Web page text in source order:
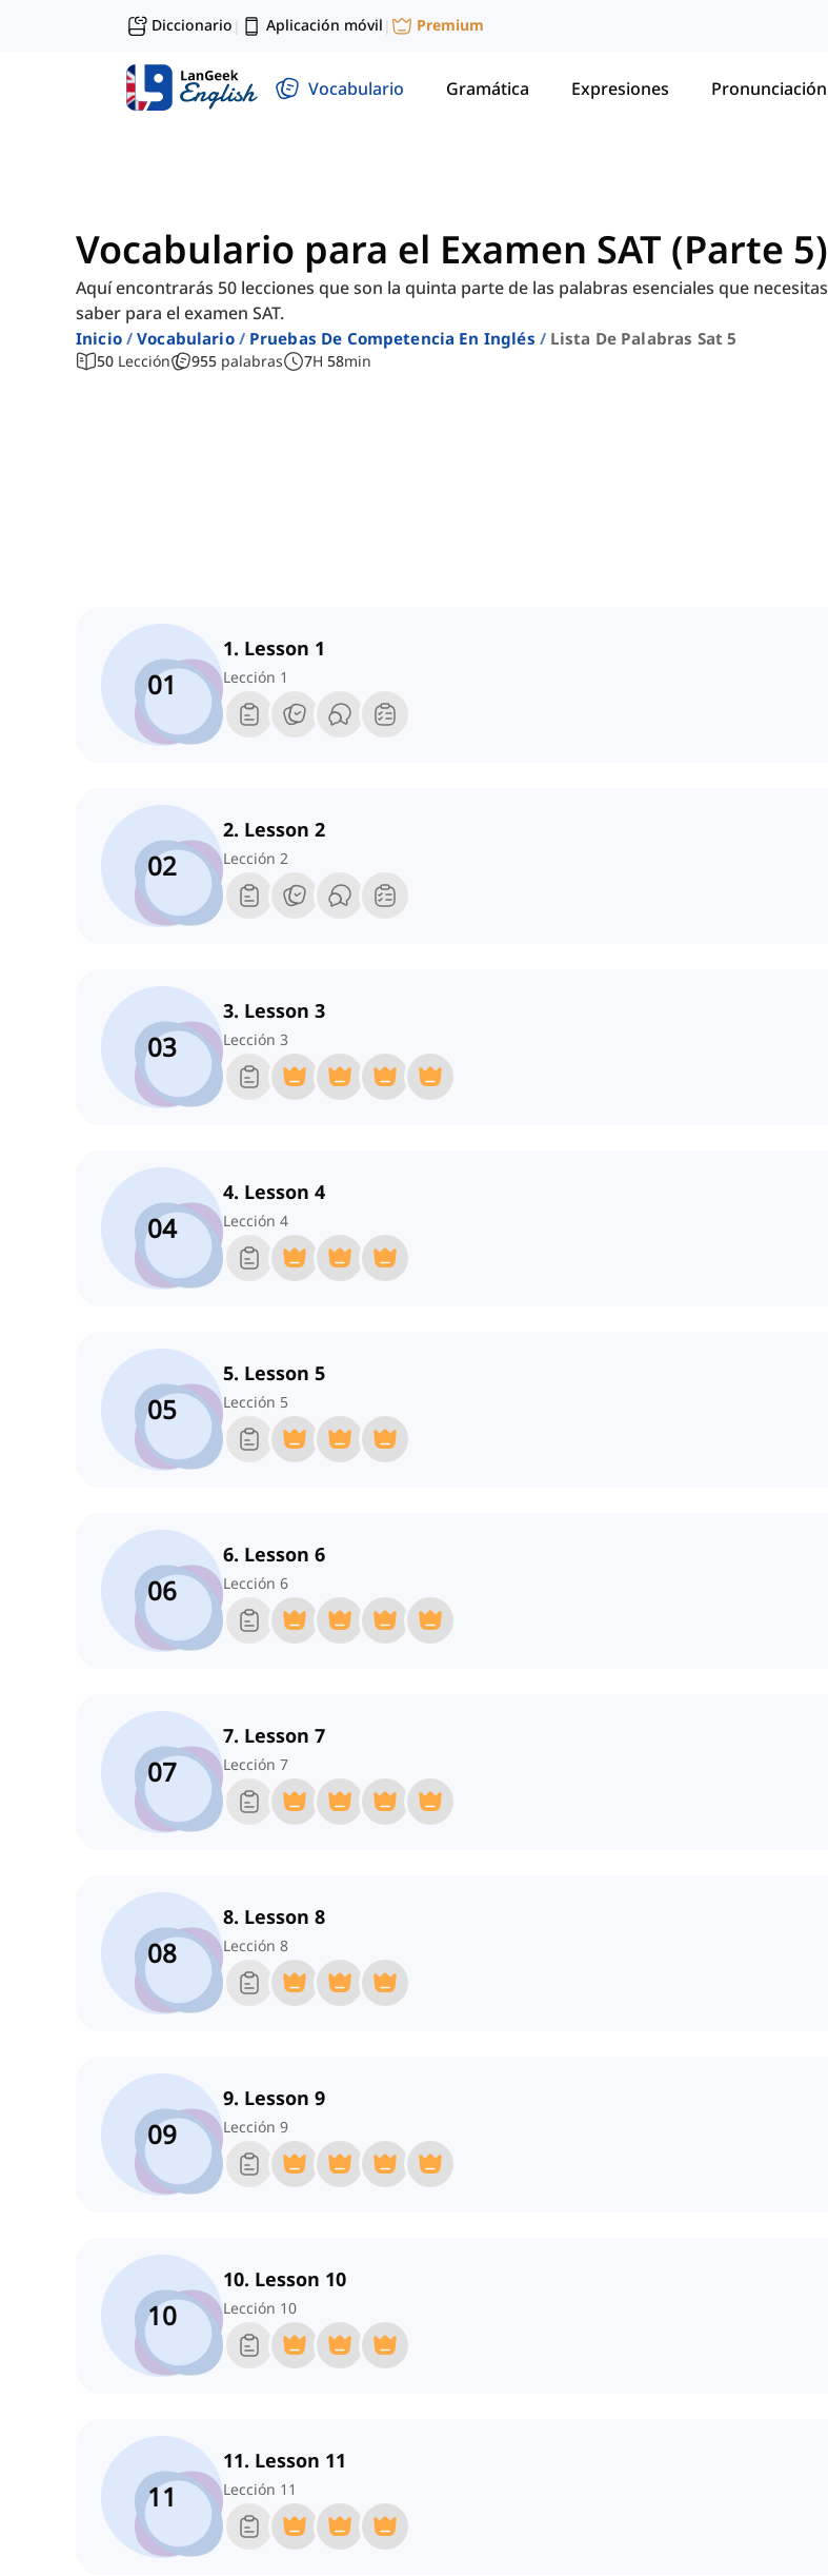
Diccionario | Aplicación móvil | Premium
Vocabulario Gramática Expresiones Pronunciación
Vocabulario para el Examen SAT (Parte 5)
Aquí encontrarás 50 lecciones que son la quinta parte de las palabras esenciales que necesitas
saber para el examen SAT.
Inicio Vocabulario Pruebas De Competencia En Inglés Lista De Palabras Sat 5
50 Lección 955 palabras 7H 58min
01
1. Lesson 1
Lección 1
02
2. Lesson 2
Lección 2
03
3. Lesson 3
Lección 3
04
4. Lesson 4
Lección 4
05
5. Lesson 5
Lección 5
06
6. Lesson 6
Lección 6
07
7. Lesson 7
Lección 7
08
8. Lesson 8
Lección 8
09
9. Lesson 9
Lección 9
10
10. Lesson 10
Lección 10
11
11. Lesson 11
Lección 11